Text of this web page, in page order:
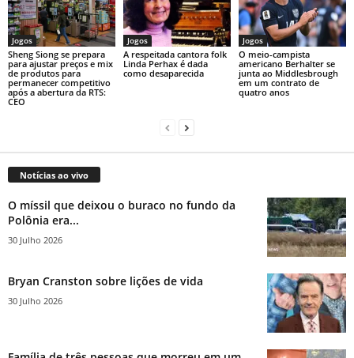
Jogos
Sheng Siong se prepara
para ajustar preços e mix
de produtos para
permanecer competitivo
após a abertura da RTS:
CEO
Jogos
A respeitada cantora folk
Linda Perhax é dada
como desaparecida
Jogos
O meio-campista
americano Berhalter se
junta ao Middlesbrough
em um contrato de
quatro anos
Notícias ao vivo
O míssil que deixou o buraco no fundo da
Polônia era...
30 Julho 2026
Bryan Cranston sobre lições de vida
30 Julho 2026